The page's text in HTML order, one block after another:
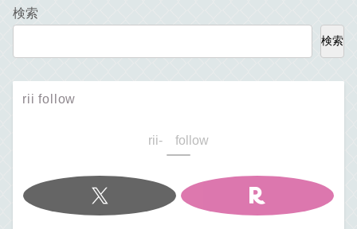
検索
検索
rii follow
rii- follow